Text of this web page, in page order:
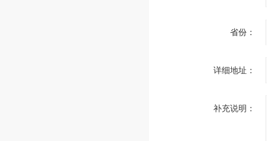
省份：
详细地址：
补充说明：